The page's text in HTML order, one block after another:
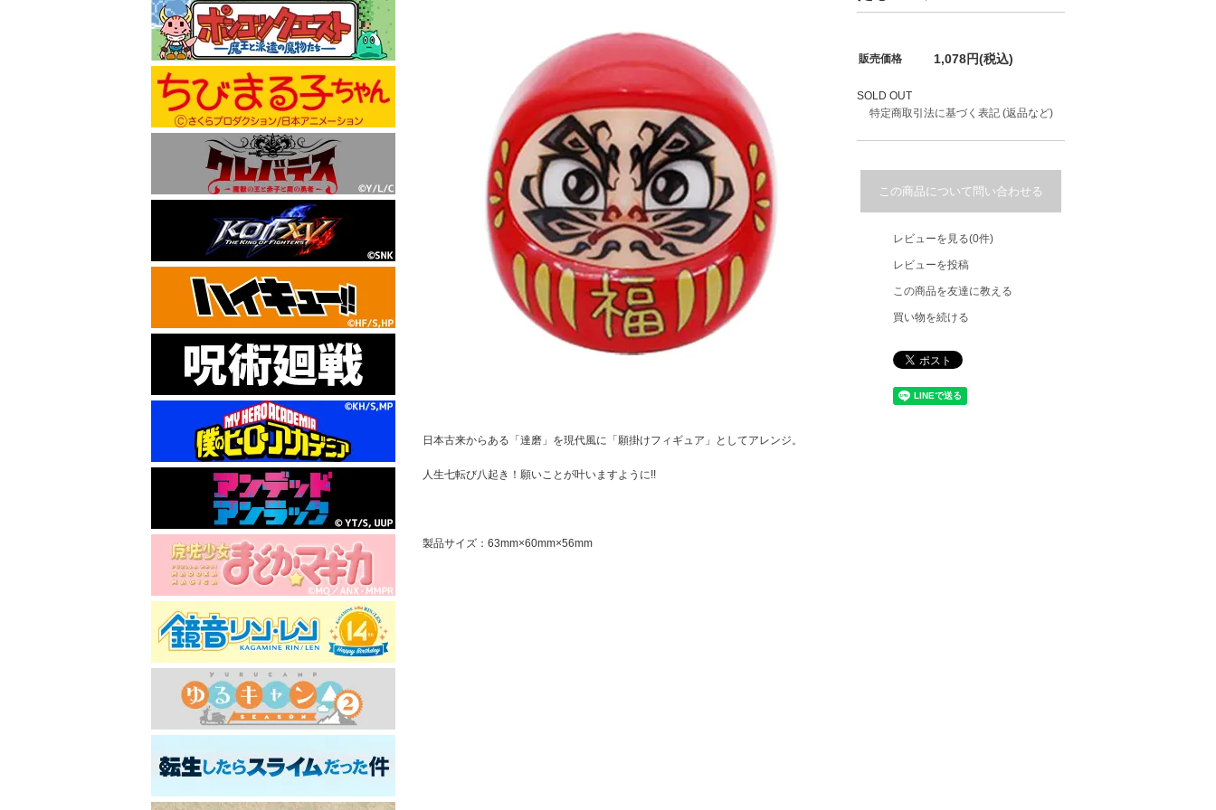
販売価格 1,078円(税込)
SOLD OUT
特定商取引法に基づく表記 (返品など)
この商品について問い合わせる
レビューを見る(0件)
レビューを投稿
この商品を友達に教える
買い物を続ける
日本古来からある「達磨」を現代風に「願掛けフィギュア」としてアレンジ。
人生七転び八起き！願いことが叶いますように!!
製品サイズ：63mm×60mm×56mm